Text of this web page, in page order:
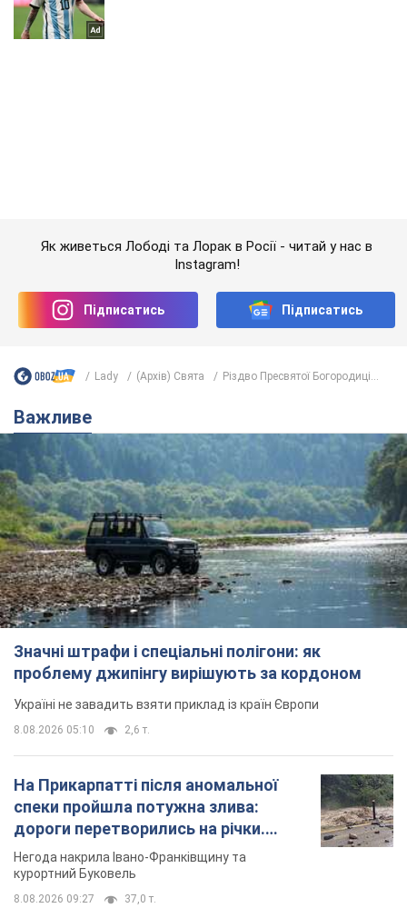
Важливе
Значні штрафи і спеціальні полігони: як
проблему джипінгу вирішують за кордоном
Україні не завадить взяти приклад із країн Європи
8.08.2026 05:10 2,6 т.
На Прикарпатті після аномальної
спеки пройшла потужна злива:
дороги перетворились на річки.
Відео
Негода накрила Івано-Франківщину та
за газ через покази зіпсованого
лічильника: суддя ухвалив
неочікуване рішення
8.08.2026 14:43 31,9 т.